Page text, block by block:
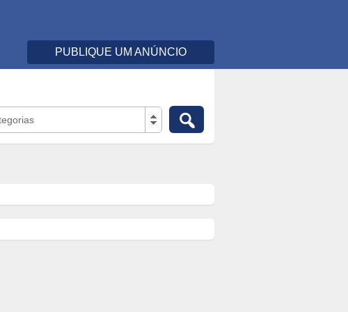
PUBLIQUE UM ANÚNCIO